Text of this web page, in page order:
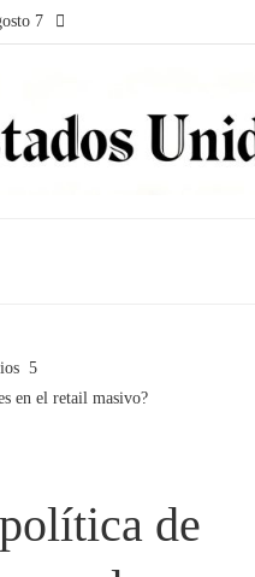
7
en el retail masivo?
de